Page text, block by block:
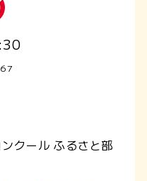
クール ふるさと部